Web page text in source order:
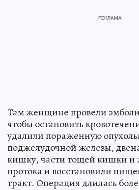
Там женщине провели
чтобы остановить
удалили пораженную
поджелудочной железы,
кишку, части тощей кишки и
протока и восстановили
тракт. Операция длилась